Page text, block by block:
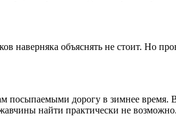
наверняка объяснять не стоит. Но
посыпаемыми дорогу в зимнее время.
найти практически не возможно.